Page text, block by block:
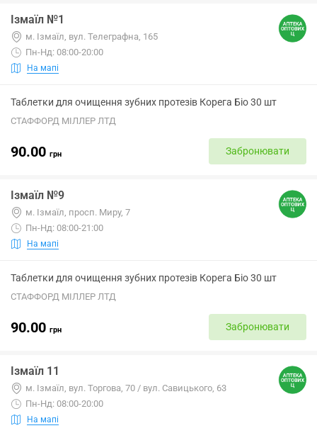
Ізмаїл №1
м. Ізмаїл, вул. Телеграфна, 165
Пн-Нд: 08:00-20:00
На мапі
Таблетки для очищення зубних протезів Корега Біо 30 шт
СТАФФОРД МІЛЛЕР ЛТД
90.00 грн Забронювати
Ізмаїл №9
м. Ізмаїл, просп. Миру, 7
Пн-Нд: 08:00-21:00
На мапі
Таблетки для очищення зубних протезів Корега Біо 30 шт
СТАФФОРД МІЛЛЕР ЛТД
90.00 грн Забронювати
Ізмаїл 11
м. Ізмаїл, вул. Торгова, 70 / вул. Савицького, 63
Пн-Нд: 08:00-20:00
На мапі